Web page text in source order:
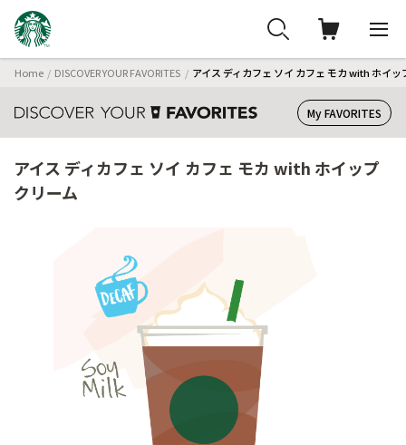
Home DISCOVER YOUR FAVORITES アイス ディカフェ ソイ カフェ モカ with ホイッ
My FAVORITES
アイス ディカフェ ソイ カフェ モカ with ホイップ
クリーム